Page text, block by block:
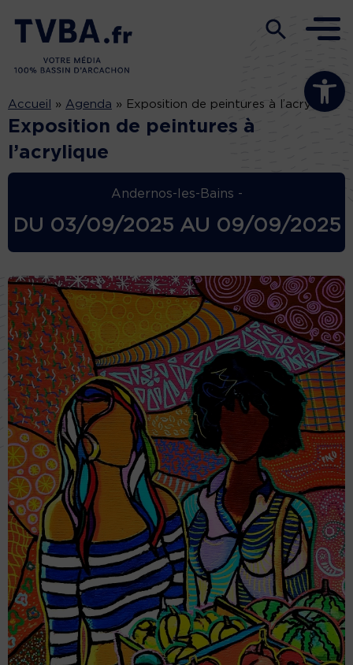
Ouvrir la
Accueil » Agenda » Exposition de peintures à l’acrylique
Exposition de peintures à
l’acrylique
Andernos-les-Bains -
DU 03/09/2025AU 09/09/2025